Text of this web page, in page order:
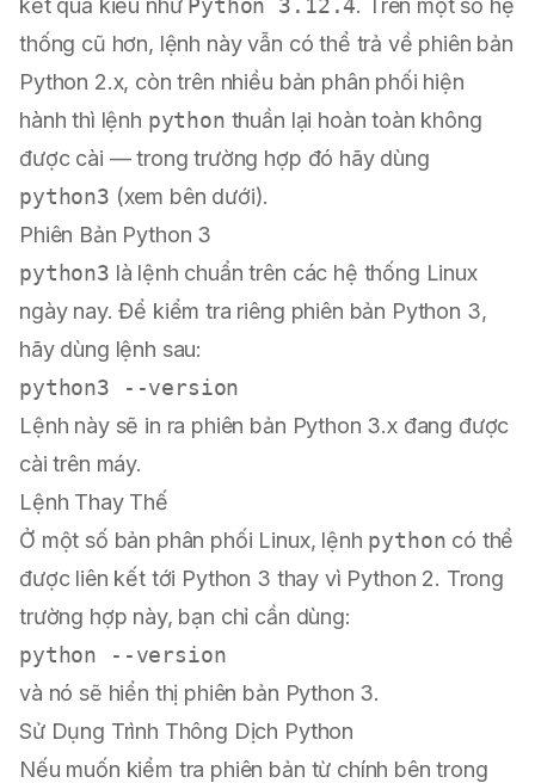
kết quả kiểu như Python 3.12.4. Trên một số hệ
thống cũ hơn, lệnh này vẫn có thể trả về phiên bản
Python 2.x, còn trên nhiều bản phân phối hiện
hành thì lệnh python thuần lại hoàn toàn không
được cài — trong trường hợp đó hãy dùng
python3 (xem bên dưới).
Phiên Bản Python 3
python3 là lệnh chuẩn trên các hệ thống Linux
ngày nay. Để kiểm tra riêng phiên bản Python 3,
hãy dùng lệnh sau:
Lệnh này sẽ in ra phiên bản Python 3.x đang được
cài trên máy.
Lệnh Thay Thế
Ở một số bản phân phối Linux, lệnh python có thể
được liên kết tới Python 3 thay vì Python 2. Trong
trường hợp này, bạn chỉ cần dùng:
và nó sẽ hiển thị phiên bản Python 3.
Sử Dụng Trình Thông Dịch Python
Nếu muốn kiểm tra phiên bản từ chính bên trong